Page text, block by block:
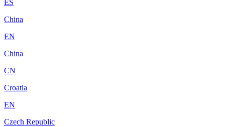
ES
China
EN
China
CN
Croatia
EN
Czech Republic